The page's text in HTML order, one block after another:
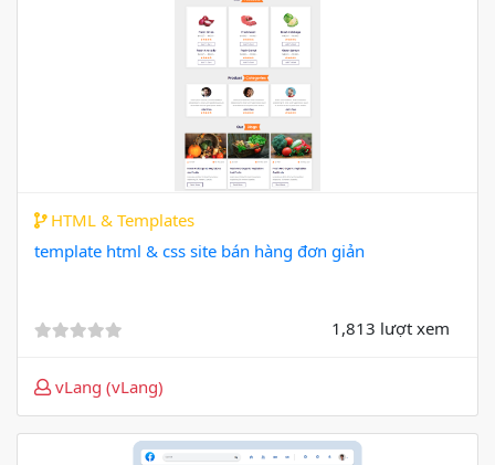
HTML & Templates
template html & css site bán hàng đơn giản
1,813 lượt xem
vLang (vLang)